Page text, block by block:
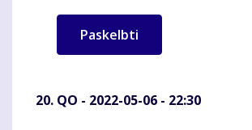
QO - 2022-05-06 - 22:30